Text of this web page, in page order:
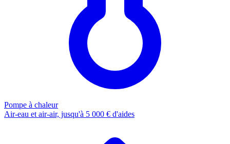
Pompe à chaleur
Air-eau et air-air, jusqu'à 5 000 € d'aides